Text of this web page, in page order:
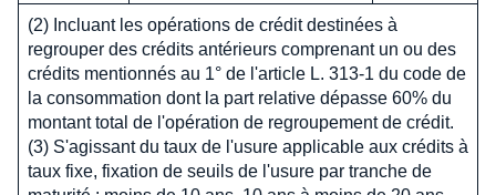
(2) Incluant les opérations de crédit destinées à
regrouper des crédits antérieurs comprenant un ou des
crédits mentionnés au 1° de l'article L. 313-1 du code de
la consommation dont la part relative dépasse 60% du
montant total de l'opération de regroupement de crédit.
(3) S'agissant du taux de l'usure applicable aux crédits à
taux fixe, fixation de seuils de l'usure par tranche de